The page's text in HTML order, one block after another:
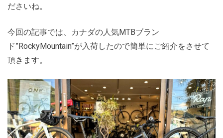
ださいね。
今回の記事では、カナダの人気MTBブラン
ド”RockyMountain”が入荷したので簡単にご紹介をさせて
頂きます。